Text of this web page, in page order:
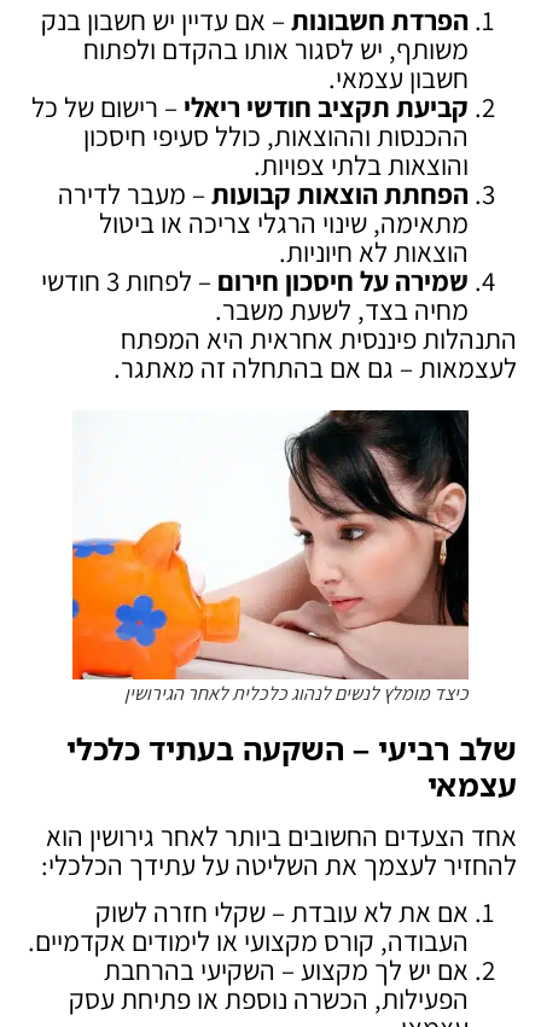
הפרדת חשבונות – אם עדיין יש חשבון בנק
משותף, יש לסגור אותו בהקדם ולפתוח
חשבון עצמאי.
קביעת תקציב חודשי ריאלי – רישום של כל
ההכנסות וההוצאות, כולל סעיפי חיסכון
והוצאות בלתי צפויות.
הפחתת הוצאות קבועות – מעבר לדירה
מתאימה, שינוי הרגלי צריכה או ביטול
הוצאות לא חיוניות.
שמירה על חיסכון חירום
– לפחות 3 חודשי
מחיה בצד, לשעת משבר.
התנהלות פיננסית אחראית היא המפתח
לעצמאות – גם אם בהתחלה זה מאתגר.
כיצד מומלץ לנשים לנהוג כלכלית לאחר הגירושין
שלב רביעי – השקעה בעתיד כלכלי
עצמאי
אחד הצעדים החשובים ביותר לאחר גירושין הוא
להחזיר לעצמך את השליטה על עתידך הכלכלי:
אם את לא עובדת – שקלי חזרה לשוק
העבודה, קורס מקצועי או לימודים אקדמיים.
אם יש לך מקצוע – השקיעי בהרחבת
הפעילות, הכשרה נוספת או פתיחת עסק